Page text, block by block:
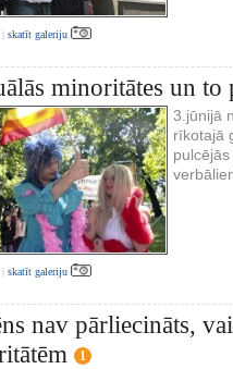
skatīt galeriju
minoritātes un
3.jūnijā
rīkotajā
skatīt galeriju
nav pārliecināts,
1